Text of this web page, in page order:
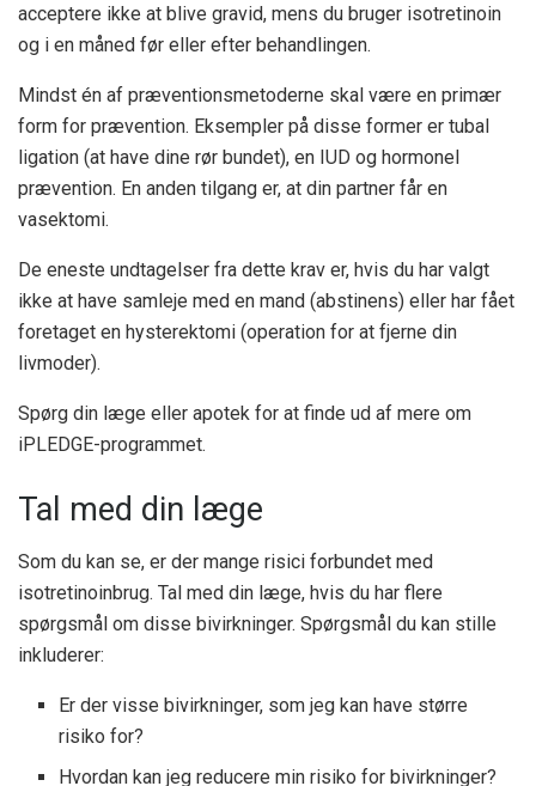
acceptere ikke at blive gravid, mens du bruger isotretinoin
og i en måned før eller efter behandlingen.
Mindst én af præventionsmetoderne skal være en primær
form for prævention. Eksempler på disse former er tubal
ligation (at have dine rør bundet), en IUD og hormonel
prævention. En anden tilgang er, at din partner får en
vasektomi.
De eneste undtagelser fra dette krav er, hvis du har valgt
ikke at have samleje med en mand (abstinens) eller har fået
foretaget en hysterektomi (operation for at fjerne din
livmoder).
Spørg din læge eller apotek for at finde ud af mere om
iPLEDGE-programmet.
Tal med din læge
Som du kan se, er der mange risici forbundet med
isotretinoinbrug. Tal med din læge, hvis du har flere
spørgsmål om disse bivirkninger. Spørgsmål du kan stille
inkluderer:
Er der visse bivirkninger, som jeg kan have større
risiko for?
Hvordan kan jeg reducere min risiko for bivirkninger?